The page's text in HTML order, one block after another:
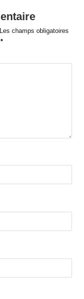
Les champs obligatoires
*